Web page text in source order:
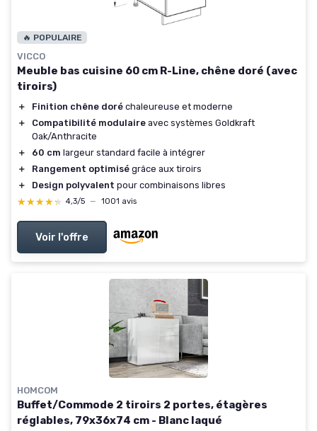
🔥 POPULAIRE
VICCO
Meuble bas cuisine 60 cm R-Line, chêne doré (avec
tiroirs)
＋ Finition chêne doré chaleureuse et moderne
＋
Compatibilité modulaire avec systèmes Goldkraft
Oak/Anthracite
＋
60 cm largeur standard facile à intégrer
＋
Rangement optimisé grâce aux tiroirs
＋
Design polyvalent pour combinaisons libres
★★★★★
★★★★★ 4,3/5 — 1001 avis
Voir l'offre
HOMCOM
Buffet/Commode 2 tiroirs 2 portes, étagères
réglables, 79x36x74 cm - Blanc laqué